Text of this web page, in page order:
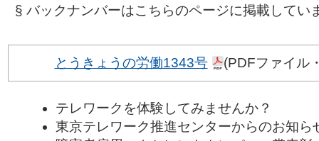
§ バックナンバーはこちらのページに掲載してい
とうきょうの労働1343号 (PDFファイル
テレワークを体験してみませんか？
東京テレワーク推進センターからのお知ら